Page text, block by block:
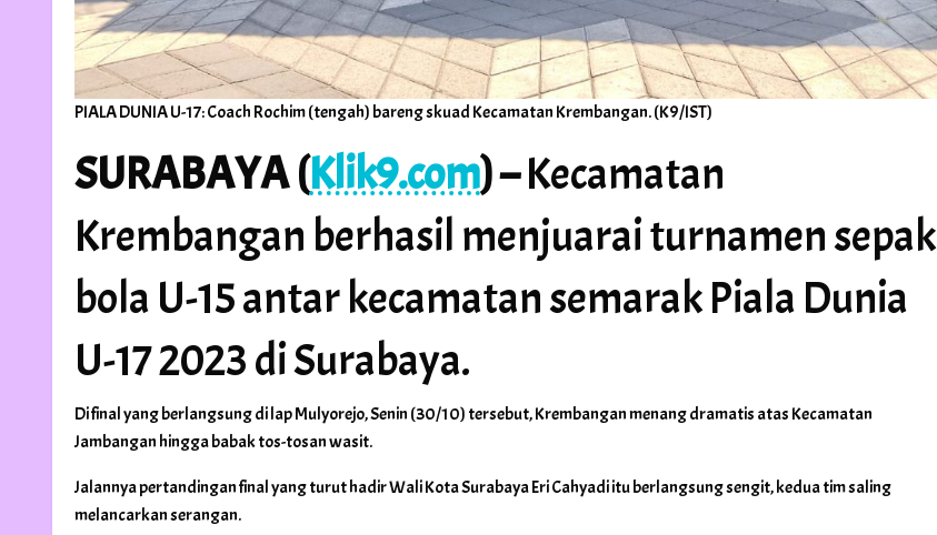
PIALA DUNIA U-17: Coach Rochim (tengah) bareng skuad Kecamatan Krembangan. (K9/IST)
SURABAYA (Klik9.com) –Kecamatan
Krembangan berhasil menjuarai turnamen sepak
bola U-15 antar kecamatan semarak Piala Dunia
U-17 2023 di Surabaya.
Di final yang berlangsung di lap Mulyorejo, Senin (30/10) tersebut, Krembangan menang dramatis atas Kecamatan
Jambangan hingga babak tos-tosan wasit.
Jalannya pertandingan final yang turut hadir Wali Kota Surabaya Eri Cahyadi itu berlangsung sengit, kedua tim saling
melancarkan serangan.